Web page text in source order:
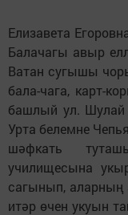
Елизавета
Балачагы авыр
Ватан сугышы
бала-чага, карт-
башлый ул.
Урта белемне
шәфкать
училищесына
сагынып, аларның
итәр өчен укуын